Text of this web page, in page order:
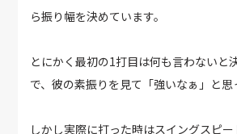
ら振り幅を決めています。
とにかく最初の1打目は何も言わないと
で、彼の素振りを見て「強いなぁ」と思
しかし実際に打った時はスイングスピー